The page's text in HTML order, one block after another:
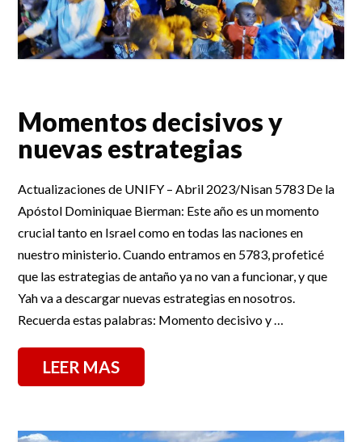
Momentos decisivos y
nuevas estrategias
Actualizaciones de UNIFY – Abril 2023/Nisan 5783 De la
Apóstol Dominiquae Bierman: Este año es un momento
crucial tanto en Israel como en todas las naciones en
nuestro ministerio. Cuando entramos en 5783, profeticé
que las estrategias de antaño ya no van a funcionar, y que
Yah va a descargar nuevas estrategias en nosotros.
Recuerda estas palabras: Momento decisivo y …
LEER MAS